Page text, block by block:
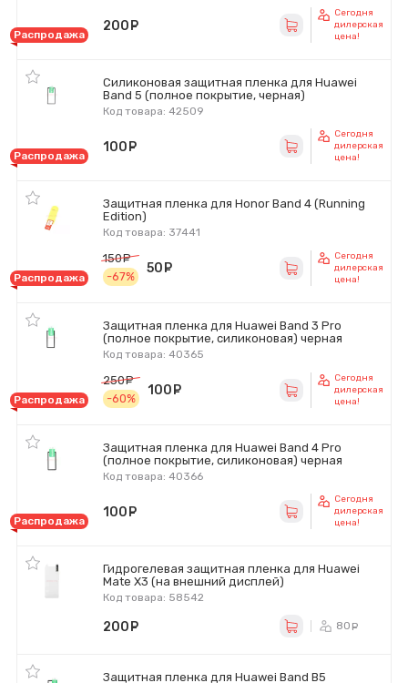
Распродажа
200
Сегодня
дилерская
цена!
Силиконовая защитная пленка для Huawei
Band 5 (полное покрытие, черная)
Код товара: 42509
Распродажа
100
Сегодня
дилерская
цена!
Защитная пленка для Honor Band 4 (Running
Edition)
Код товара: 37441
Распродажа
150
-67%
50
Сегодня
дилерская
цена!
Защитная пленка для Huawei Band 3 Pro
(полное покрытие, силиконовая) черная
Код товара: 40365
Распродажа
250
-60%
100
Сегодня
дилерская
цена!
Защитная пленка для Huawei Band 4 Pro
(полное покрытие, силиконовая) черная
Код товара: 40366
Распродажа
100
Сегодня
дилерская
цена!
Гидрогелевая защитная пленка для Huawei
Mate X3 (на внешний дисплей)
Код товара: 58542
200 80
Защитная пленка для Huawei Band B5